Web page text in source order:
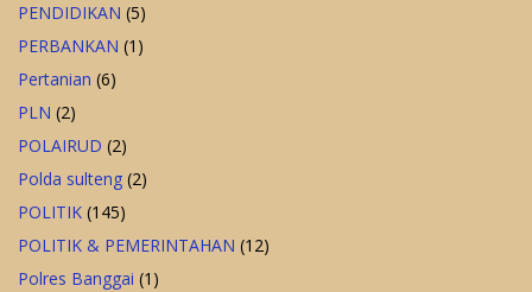
PENDIDIKAN (5)
PERBANKAN (1)
Pertanian (6)
PLN (2)
POLAIRUD (2)
Polda sulteng (2)
POLITIK (145)
POLITIK & PEMERINTAHAN (12)
Polres Banggai (1)